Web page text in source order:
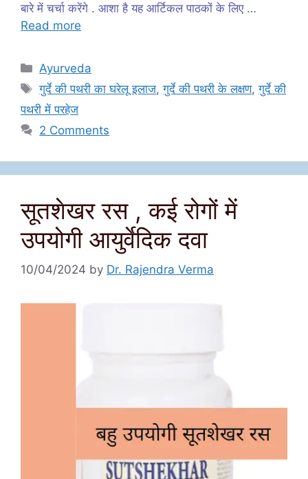
बारे में चर्चा करेंगे . आशा है यह आर्टिकल पाठकों के लिए …
Read more
Categories
Ayurveda
Tags
गुर्दे की पथरी का घरेलू इलाज,गुर्दे की पथरी के लक्षण,गुर्दे की
पथरी में परहेज
2 Comments
सूतशेखर रस , कई रोगों में
उपयोगी आयुर्वेदिक दवा
10/04/2024 by Dr. Rajendra Verma